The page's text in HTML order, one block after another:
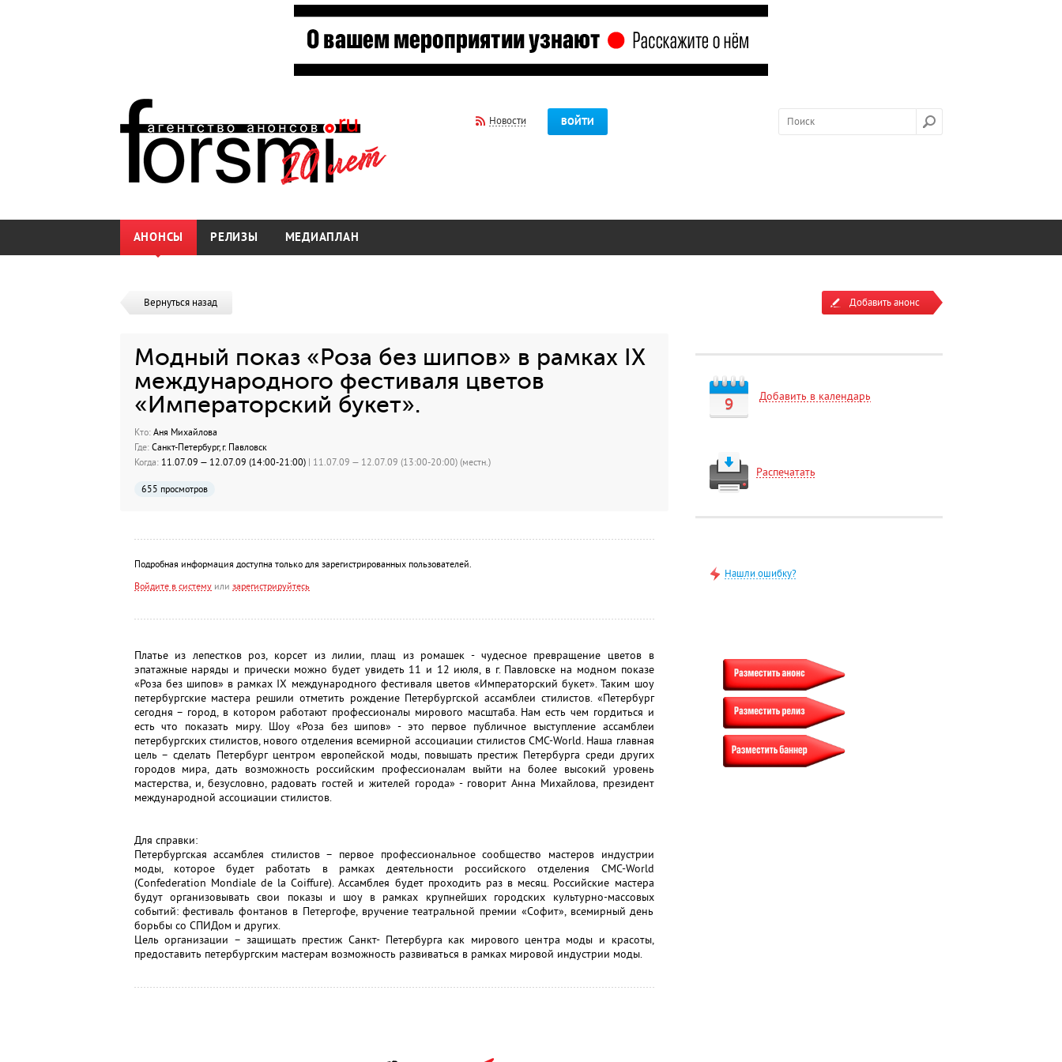
Новости ВОЙТИ
АНОНСЫ РЕЛИЗЫ МЕДИАПЛАН
Вернуться назад
Модный показ «Роза без шипов» в рамках IX
международного фестиваля цветов
«Императорский букет».
Кто:Аня Михайлова
Где:Санкт-Петербург, г. Павловск
Когда:11.07.09 — 12.07.09 (14:00-21:00) | 11.07.09 — 12.07.09 (13:00-20:00) (местн.)
655 просмотров
Подробная информация доступна только для зарегистрированных пользователей.
Войдите в системуили зарегистрируйтесь
Платье из лепестков роз, корсет из лилии, плащ из ромашек - чудесное превращение цветов в
эпатажные наряды и прически можно будет увидеть 11 и 12 июля, в г. Павловске на модном показе
«Роза без шипов» в рамках IX международного фестиваля цветов «Императорский букет». Таким шоу
петербургские мастера решили отметить рождение Петербургской ассамблеи стилистов. «Петербург
сегодня – город, в котором работают профессионалы мирового масштаба. Нам есть чем гордиться и
есть что показать миру. Шоу «Роза без шипов» - это первое публичное выступление ассамблеи
петербургских стилистов, нового отделения всемирной ассоциации стилистов CMC-World. Наша главная
цель – сделать Петербург центром европейской моды, повышать престиж Петербурга среди других
городов мира, дать возможность российским профессионалам выйти на более высокий уровень
мастерства, и, безусловно, радовать гостей и жителей города» - говорит Анна Михайлова, президент
международной ассоциации стилистов.
Для справки:
Петербургская ассамблея стилистов – первое профессиональное сообщество мастеров индустрии
моды, которое будет работать в рамках деятельности российского отделения CMC-World
(Confederation Mondiale de la Сoiffure). Ассамблея будет проходить раз в месяц. Российские мастера
будут организовывать свои показы и шоу в рамках крупнейших городских культурно-массовых
событий: фестиваль фонтанов в Петергофе, вручение театральной премии «Софит», всемирный день
борьбы со СПИДом и других.
Цель организации – защищать престиж Санкт- Петербурга как мирового центра моды и красоты,
предоставить петербургским мастерам возможность развиваться в рамках мировой индустрии моды.
Добавить анонс
9 Добавить в календарь
Распечатать
Нашли ошибку?